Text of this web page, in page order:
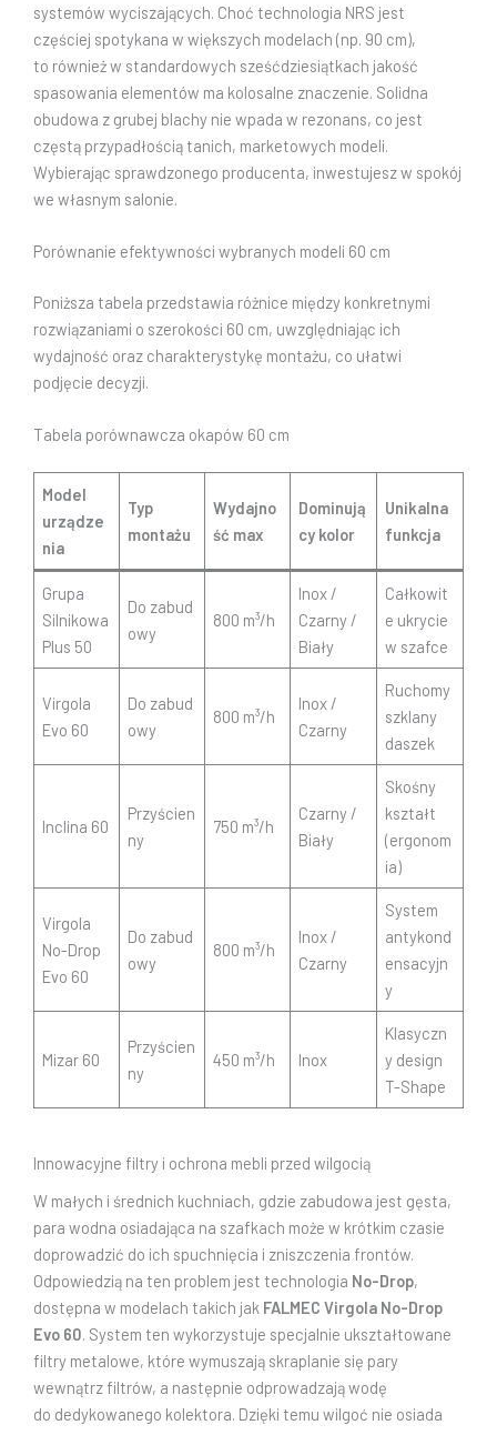
systemów wyciszających. Choć technologia NRS jest
częściej spotykana w większych modelach (np. 90 cm),
to również w standardowych sześćdziesiątkach jakość
spasowania elementów ma kolosalne znaczenie. Solidna
obudowa z grubej blachy nie wpada w rezonans, co jest
częstą przypadłością tanich, marketowych modeli.
Wybierając sprawdzonego producenta, inwestujesz w spokój
we własnym salonie.
Porównanie efektywności wybranych modeli 60 cm
Poniższa tabela przedstawia różnice między konkretnymi
rozwiązaniami o szerokości 60 cm, uwzględniając ich
wydajność oraz charakterystykę montażu, co ułatwi
podjęcie decyzji.
Tabela porównawcza okapów 60 cm
Model
urządze
nia
Typ
montażu
Wydajno
ść max
Dominują
cy kolor
Unikalna
funkcja
Grupa
Silnikowa
Plus 50
Do zabud
owy
800 m³/h
Inox /
Czarny /
Biały
Całkowit
e ukrycie
w szafce
Virgola
Evo 60
Do zabud
owy
800 m³/h
Inox /
Czarny
Ruchomy
szklany
daszek
Inclina 60
Przyścien
ny
750 m³/h
Czarny /
Biały
Skośny
kształt
(ergonom
ia)
Virgola
No-Drop
Evo 60
Do zabud
owy
800 m³/h
Inox /
Czarny
System
antykond
ensacyjn
y
Mizar 60
Przyścien
ny
450 m³/h Inox
Klasyczn
y design
T-Shape
Innowacyjne filtry i ochrona mebli przed wilgocią
W małych i średnich kuchniach, gdzie zabudowa jest gęsta,
para wodna osiadająca na szafkach może w krótkim czasie
doprowadzić do ich spuchnięcia i zniszczenia frontów.
Odpowiedzią na ten problem jest technologia No-Drop,
dostępna w modelach takich jak FALMEC Virgola No-Drop
Evo 60. System ten wykorzystuje specjalnie ukształtowane
filtry metalowe, które wymuszają skraplanie się pary
wewnątrz filtrów, a następnie odprowadzają wodę
do dedykowanego kolektora. Dzięki temu wilgoć nie osiada